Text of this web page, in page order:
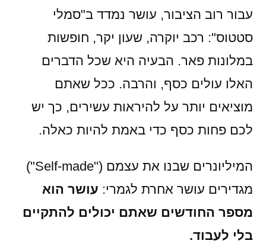
עבור רוב הציבור, עושר נמדד ב"סמלי
סטטוס": רכב יוקרה, שעון יקר, חופשות
במלונות פאר. הבעיה היא שכל הדברים
האלו עולים כסף, והרבה. ככל שאתם
מוציאים יותר על להיראות עשירים, כך יש
לכם פחות כסף כדי באמת להיות כאלה.
המיליונרים שבנו את עצמם ("Self-made")
מגדירים עושר אחרת לגמרי: עושר הוא
מספר החודשים שאתם יכולים להתקיים
בלי לעבוד.